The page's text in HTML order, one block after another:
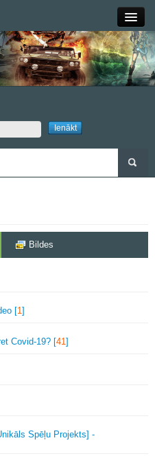
Close
Forums
Grupas
Bildes
[1]
Covid-19? [41]
Spēļu Projekts] -